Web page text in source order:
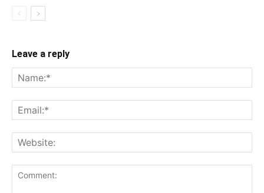
Leave a reply